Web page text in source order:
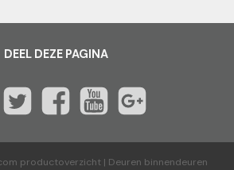
DEEL DEZE PAGINA
productoverzicht| Deuren binnendeuren